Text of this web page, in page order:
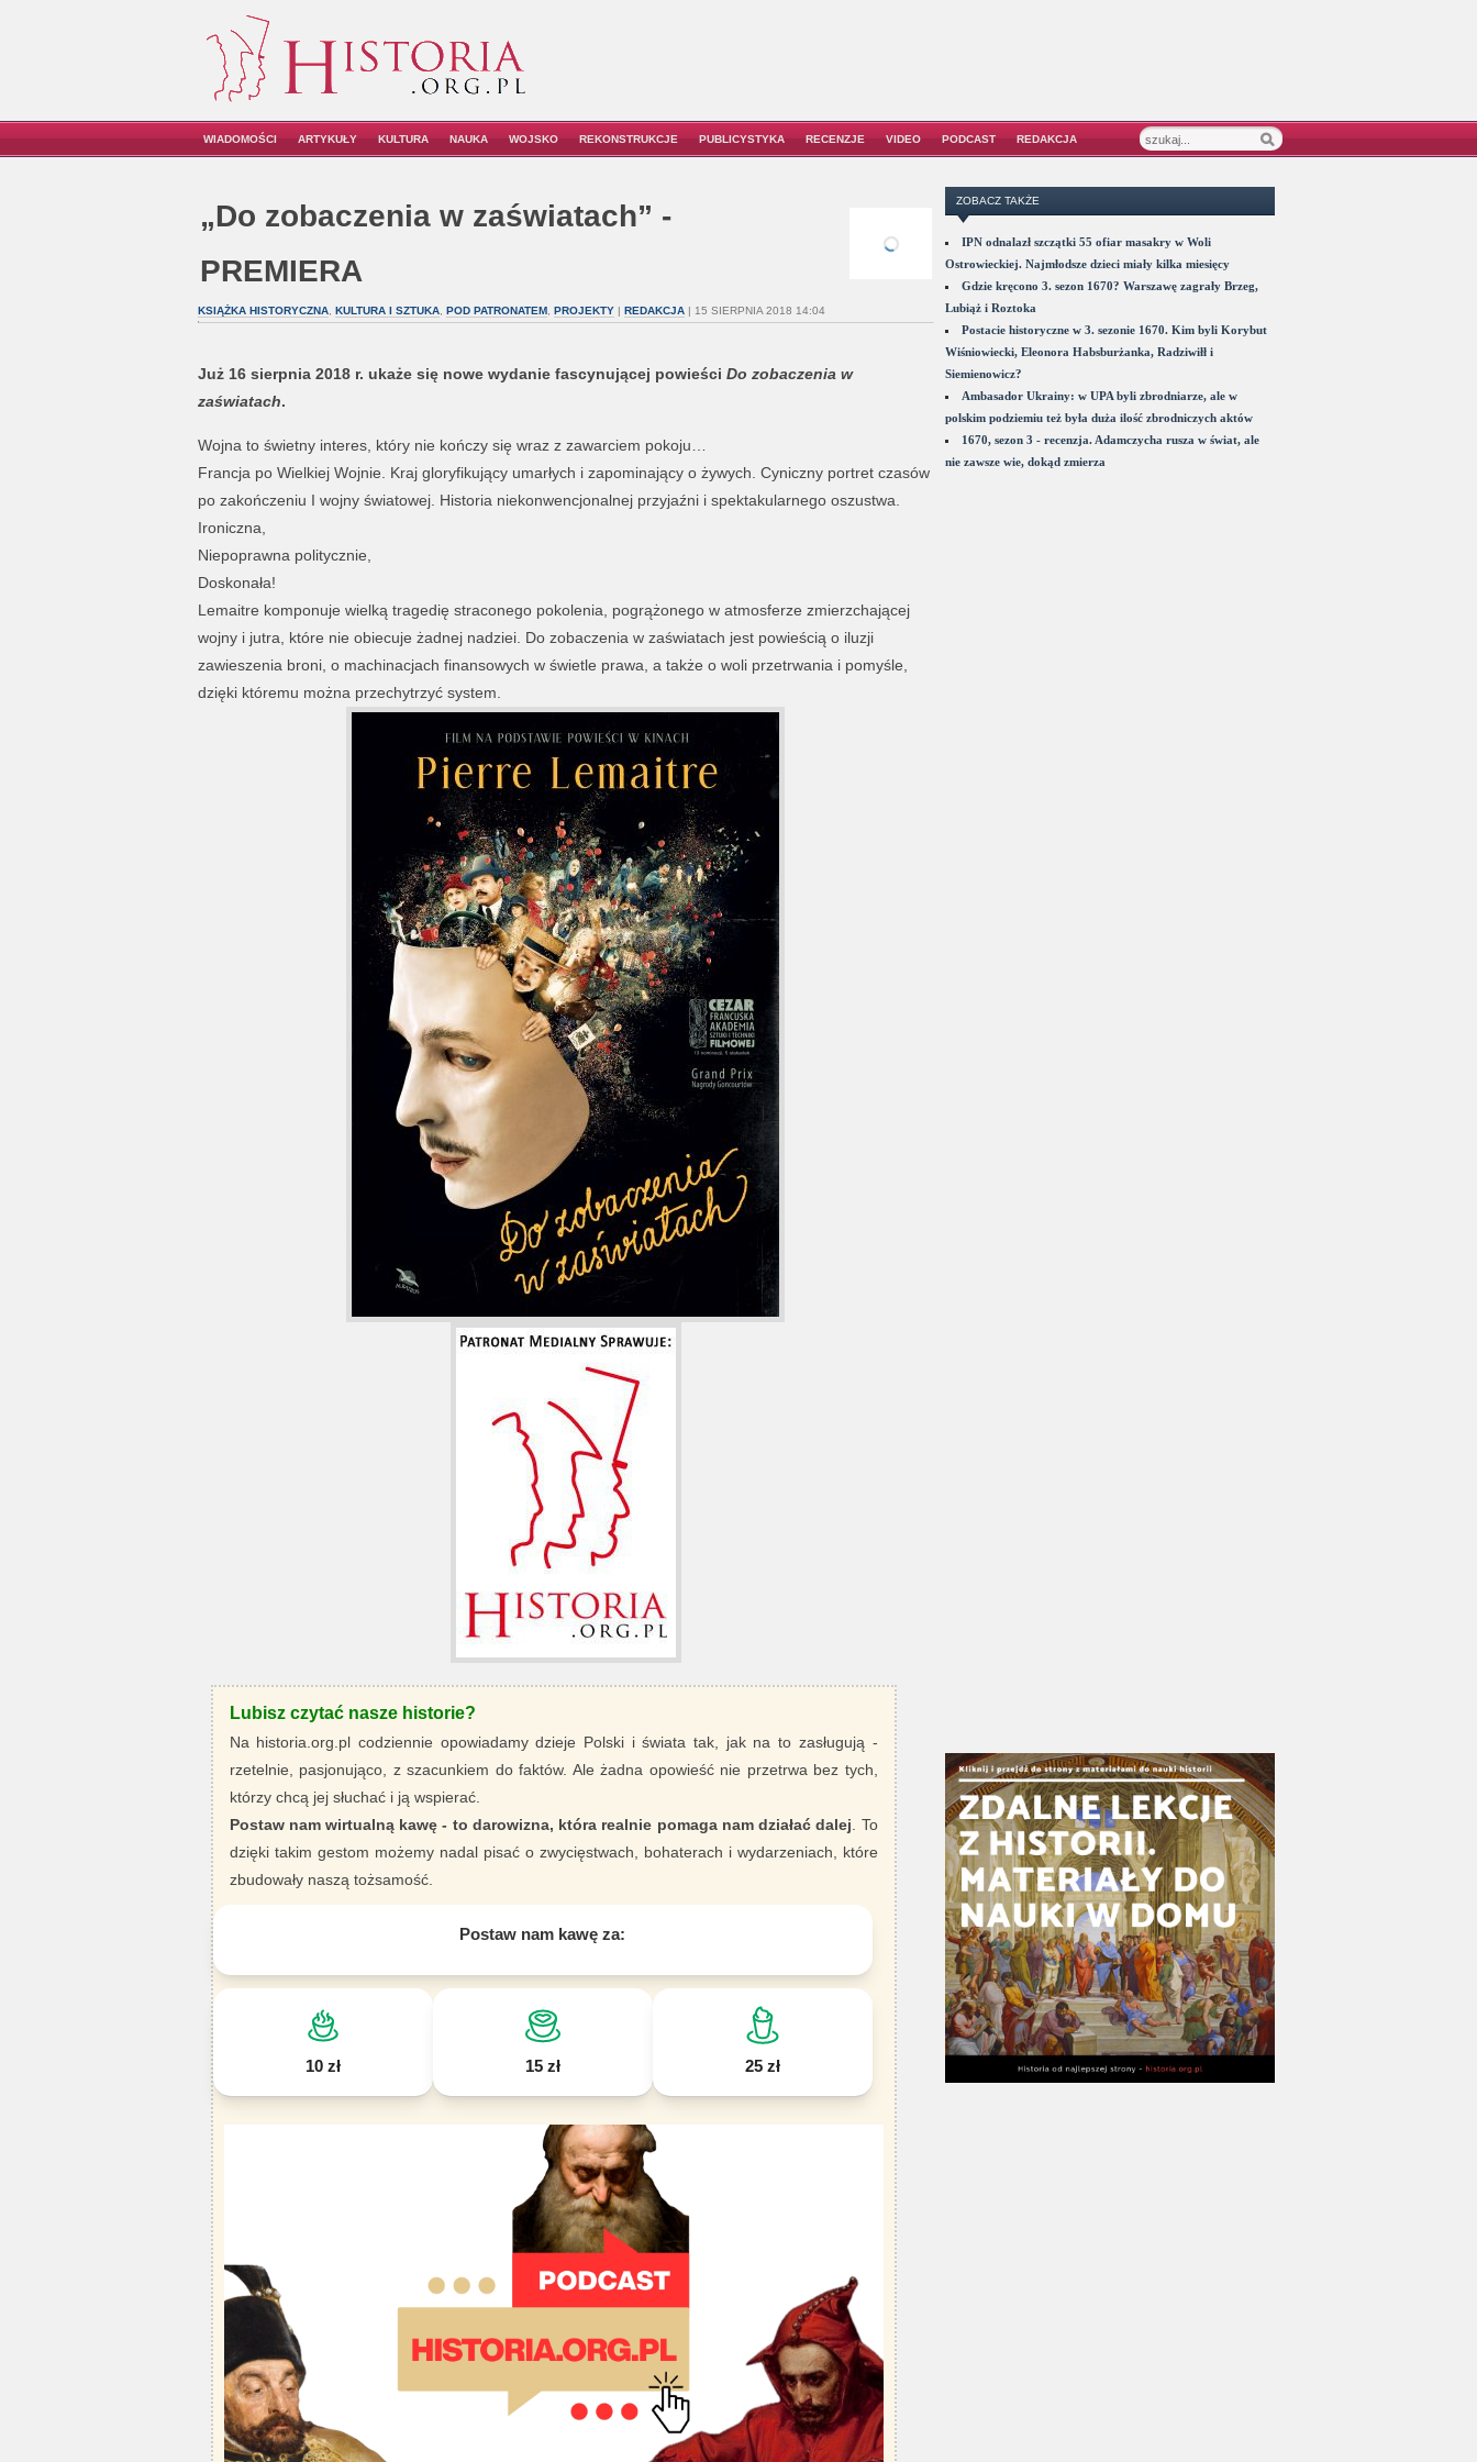
WIADOMOŚCI ARTYKUŁY KULTURA NAUKA WOJSKO REKONSTRUKCJE PUBLICYSTYKA RECENZJE VIDEO PODCAST REDAKCJA
„Do zobaczenia w zaświatach” -
PREMIERA
KSIĄŻKA HISTORYCZNA, KULTURA I SZTUKA, POD PATRONATEM, PROJEKTY| REDAKCJA| 15 SIERPNIA 2018 14:04
Już 16 sierpnia 2018 r. ukaże się nowe wydanie fascynującej powieści Do zobaczenia w
zaświatach.
Wojna to świetny interes, który nie kończy się wraz z zawarciem pokoju…
Francja po Wielkiej Wojnie. Kraj gloryfikujący umarłych i zapominający o żywych. Cyniczny portret czasów
po zakończeniu I wojny światowej. Historia niekonwencjonalnej przyjaźni i spektakularnego oszustwa.
Ironiczna,
Niepoprawna politycznie,
Doskonała!
Lemaitre komponuje wielką tragedię straconego pokolenia, pogrążonego w atmosferze zmierzchającej
wojny i jutra, które nie obiecuje żadnej nadziei. Do zobaczenia w zaświatach jest powieścią o iluzji
zawieszenia broni, o machinacjach finansowych w świetle prawa, a także o woli przetrwania i pomyśle,
dzięki któremu można przechytrzyć system.
Lubisz czytać nasze historie?
Na historia.org.pl codziennie opowiadamy dzieje Polski i świata tak, jak na to zasługują -
rzetelnie, pasjonująco, z szacunkiem do faktów. Ale żadna opowieść nie przetrwa bez tych,
którzy chcą jej słuchać i ją wspierać.
Postaw nam wirtualną kawę - to darowizna, która realnie pomaga nam działać dalej . To
dzięki takim gestom możemy nadal pisać o zwycięstwach, bohaterach i wydarzeniach, które
zbudowały naszą tożsamość.
Postaw nam kawę za:
10 zł 15 zł 25 zł
ZOBACZ TAKŻE
IPN odnalazł szczątki 55 ofiar masakry w Woli
Ostrowieckiej. Najmłodsze dzieci miały kilka miesięcy
Gdzie kręcono 3. sezon 1670? Warszawę zagrały Brzeg,
Lubiąż i Roztoka
Postacie historyczne w 3. sezonie 1670. Kim byli Korybut
Wiśniowiecki, Eleonora Habsburżanka, Radziwiłł i
Siemienowicz?
Ambasador Ukrainy: w UPA byli zbrodniarze, ale w
polskim podziemiu też była duża ilość zbrodniczych aktów
1670, sezon 3 - recenzja. Adamczycha rusza w świat, ale
nie zawsze wie, dokąd zmierza